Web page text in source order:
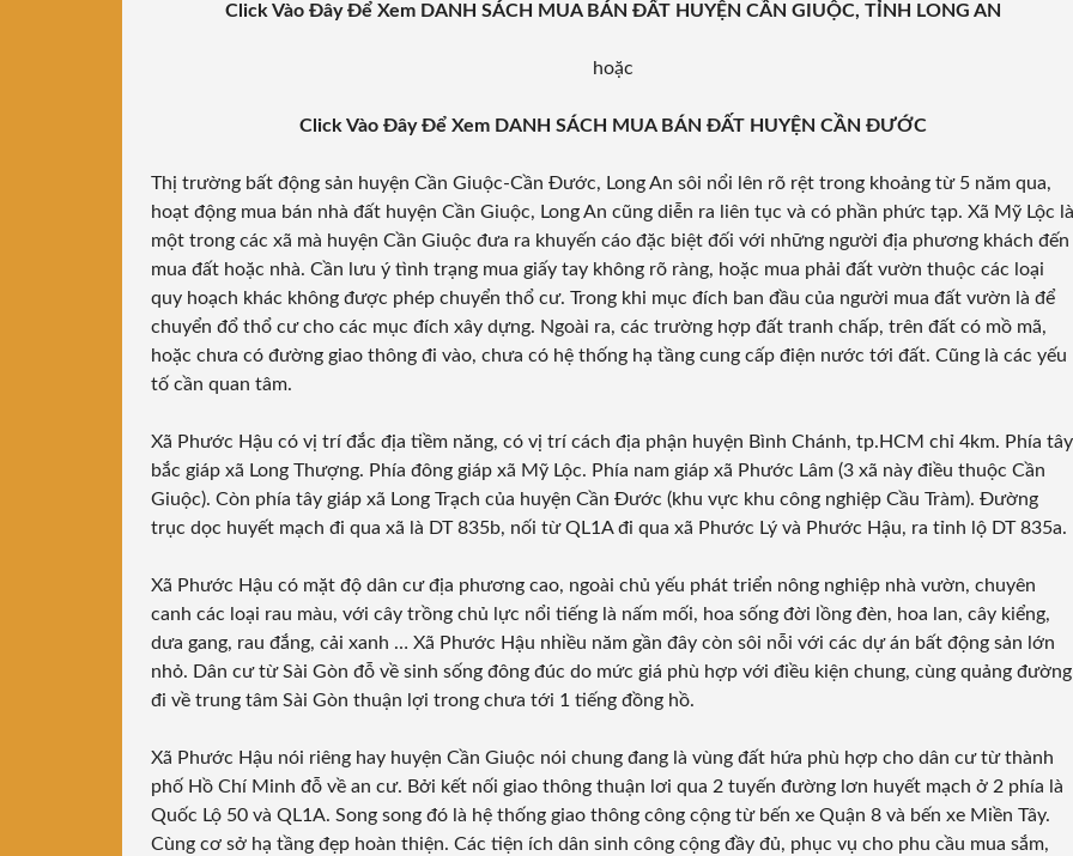
Click Vào Đây Để Xem DANH SÁCH MUA BÁN ĐẤT HUYỆN CẦN GIUỘC, TỈNH LONG AN
hoặc
Click Vào Đây Để Xem DANH SÁCH MUA BÁN ĐẤT HUYỆN CẦN ĐƯỚC
Thị trường bất động sản huyện Cần Giuộc-Cần Đước, Long An sôi nổi lên rõ rệt trong khoảng từ 5 năm qua,
hoạt động mua bán nhà đất huyện Cần Giuộc, Long An cũng diễn ra liên tục và có phần phức tạp. Xã Mỹ Lộc là
một trong các xã mà huyện Cần Giuộc đưa ra khuyến cáo đặc biệt đối với những người địa phương khách đến
mua đất hoặc nhà. Cần lưu ý tình trạng mua giấy tay không rõ ràng, hoặc mua phải đất vườn thuộc các loại
quy hoạch khác không được phép chuyển thổ cư. Trong khi mục đích ban đầu của người mua đất vườn là để
chuyển đổ thổ cư cho các mục đích xây dựng. Ngoài ra, các trường hợp đất tranh chấp, trên đất có mồ mã,
hoặc chưa có đường giao thông đi vào, chưa có hệ thống hạ tầng cung cấp điện nước tới đất. Cũng là các yếu
tố cần quan tâm.
Xã Phước Hậu có vị trí đắc địa tiềm năng, có vị trí cách địa phận huyện Bình Chánh, tp.HCM chỉ 4km. Phía tây
bắc giáp xã Long Thượng. Phía đông giáp xã Mỹ Lộc. Phía nam giáp xã Phước Lâm (3 xã này điều thuộc Cần
Giuộc). Còn phía tây giáp xã Long Trạch của huyện Cần Đước (khu vực khu công nghiệp Cầu Tràm). Đường
trục dọc huyết mạch đi qua xã là DT 835b, nối từ QL1A đi qua xã Phước Lý và Phước Hậu, ra tỉnh lộ DT 835a.
Xã Phước Hậu có mặt độ dân cư địa phương cao, ngoài chủ yếu phát triển nông nghiệp nhà vườn, chuyên
canh các loại rau màu, với cây trồng chủ lực nổi tiếng là nấm mối, hoa sống đời lồng đèn, hoa lan, cây kiểng,
dưa gang, rau đắng, cải xanh … Xã Phước Hậu nhiều năm gần đây còn sôi nỗi với các dự án bất động sản lớn
nhỏ. Dân cư từ Sài Gòn đỗ về sinh sống đông đúc do mức giá phù hợp với điều kiện chung, cùng quảng đường
đi về trung tâm Sài Gòn thuận lợi trong chưa tới 1 tiếng đồng hồ.
Xã Phước Hậu nói riêng hay huyện Cần Giuộc nói chung đang là vùng đất hứa phù hợp cho dân cư từ thành
phố Hồ Chí Minh đỗ về an cư. Bởi kết nối giao thông thuận lơi qua 2 tuyến đường lơn huyết mạch ở 2 phía là
Quốc Lộ 50 và QL1A. Song song đó là hệ thống giao thông công cộng từ bến xe Quận 8 và bến xe Miền Tây.
Cùng cơ sở hạ tầng đẹp hoàn thiện. Các tiện ích dân sinh công cộng đầy đủ, phục vụ cho phu cầu mua sắm,